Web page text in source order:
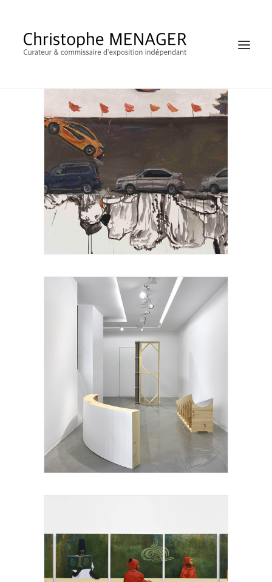
SHOP
Li XIANGYANG, Visionerea Art Space, Fly
Power
CYRIL ZARCONE, Eric Mouchet Gallery,
installation